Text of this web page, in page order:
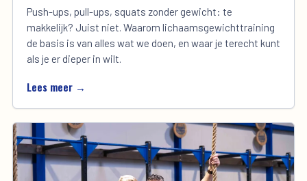
Push-ups, pull-ups, squats zonder gewicht: te
makkelijk? Juist niet. Waarom lichaamsgewichttraining
de basis is van alles wat we doen, en waar je terecht kunt
als je er dieper in wilt.
Lees meer →